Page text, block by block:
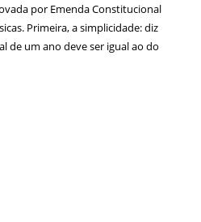
por Emenda Constitucional
Primeira, a simplicidade: diz
de um ano deve ser igual ao do